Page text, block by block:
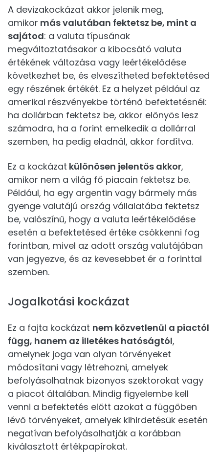
A devizakockázat akkor jelenik meg,
amikor más valutában fektetsz be, mint a
sajátod: a valuta típusának
megváltoztatásakor a kibocsátó valuta
értékének változása vagy leértékelődése
következhet be, és elveszítheted befektetésed
egy részének értékét. Ez a helyzet például az
amerikai részvényekbe történő befektetésnél:
ha dollárban fektetsz be, akkor előnyös lesz
számodra, ha a forint emelkedik a dollárral
szemben, ha pedig eladnál, akkor fordítva.
Ez a kockázat különösen jelentős akkor,
amikor nem a világ fő piacain fektetsz be.
Például, ha egy argentin vagy bármely más
gyenge valutájú ország vállalatába fektetsz
be, valószínű, hogy a valuta leértékelődése
esetén a befektetésed értéke csökkenni fog
forintban, mivel az adott ország valutájában
van jegyezve, és az kevesebbet ér a forinttal
szemben.
Jogalkotási kockázat
Ez a fajta kockázat nem közvetlenül a piactól
függ, hanem az illetékes hatóságtól,
amelynek joga van olyan törvényeket
módosítani vagy létrehozni, amelyek
befolyásolhatnak bizonyos szektorokat vagy
a piacot általában. Mindig figyelembe kell
venni a befektetés előtt azokat a függőben
lévő törvényeket, amelyek kihirdetésük esetén
negatívan befolyásolhatják a korábban
kiválasztott értékpapírokat.